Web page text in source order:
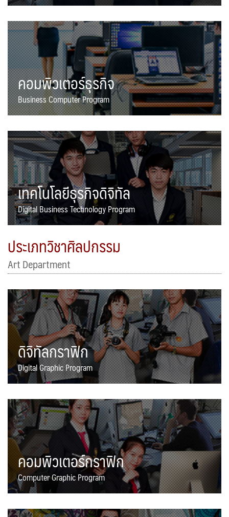
คอมพิวเตอร์ธุรกิจ
Business Computer Program
เทคโนโลยีธุรกิจดิจิทัล
Digital Business Technology Program
ประเภทวิชาศิลปกรรม
Art Department
ดิจิทัลกราฟิก
Digital Graphic Program
คอมพิวเตอร์กราฟิก
Computer Graphic Program